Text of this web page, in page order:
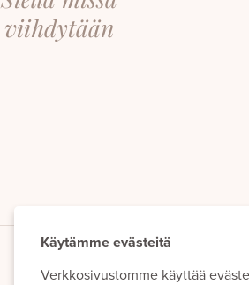
viihdytään
Käytämme evästeitä
Verkkosivustomme käyttää